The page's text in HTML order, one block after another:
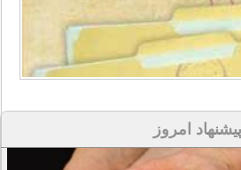
پیشنهاد امروز